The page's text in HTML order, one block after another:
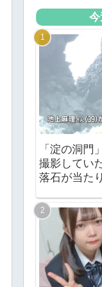
「淀の洞門
撮影してい
落石が当た